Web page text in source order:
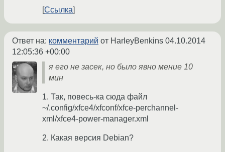
Ссылка
Ответ на: комментарий от HarleyBenkins 04.10.2014
12:05:36 +00:00
я его не засек, но было явно мение 10
мин
1. Так, повесь-ка сюда файл
~/.config/xfce4/xfconf/xfce-perchannel-
xml/xfce4-power-manager.xml
2. Какая версия Debian?